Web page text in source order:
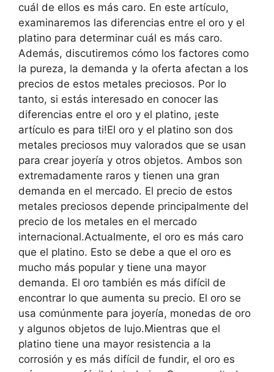
cuál de ellos es más caro. En este artículo,
examinaremos las diferencias entre el oro y el
platino para determinar cuál es más caro.
Además, discutiremos cómo los factores como
la pureza, la demanda y la oferta afectan a los
precios de estos metales preciosos. Por lo
tanto, si estás interesado en conocer las
diferencias entre el oro y el platino, ¡este
artículo es para ti!El oro y el platino son dos
metales preciosos muy valorados que se usan
para crear joyería y otros objetos. Ambos son
extremadamente raros y tienen una gran
demanda en el mercado. El precio de estos
metales preciosos depende principalmente del
precio de los metales en el mercado
internacional.Actualmente, el oro es más caro
que el platino. Esto se debe a que el oro es
mucho más popular y tiene una mayor
demanda. El oro también es más difícil de
encontrar lo que aumenta su precio. El oro se
usa comúnmente para joyería, monedas de oro
y algunos objetos de lujo.Mientras que el
platino tiene una mayor resistencia a la
corrosión y es más difícil de fundir, el oro es